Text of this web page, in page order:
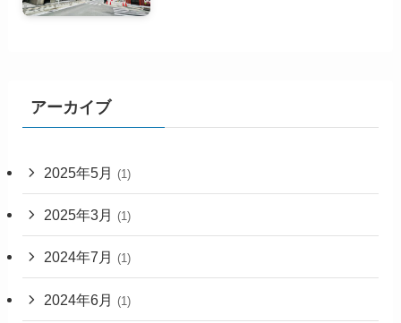
アーカイブ
2025年5月 (1)
2025年3月 (1)
2024年7月 (1)
2024年6月 (1)